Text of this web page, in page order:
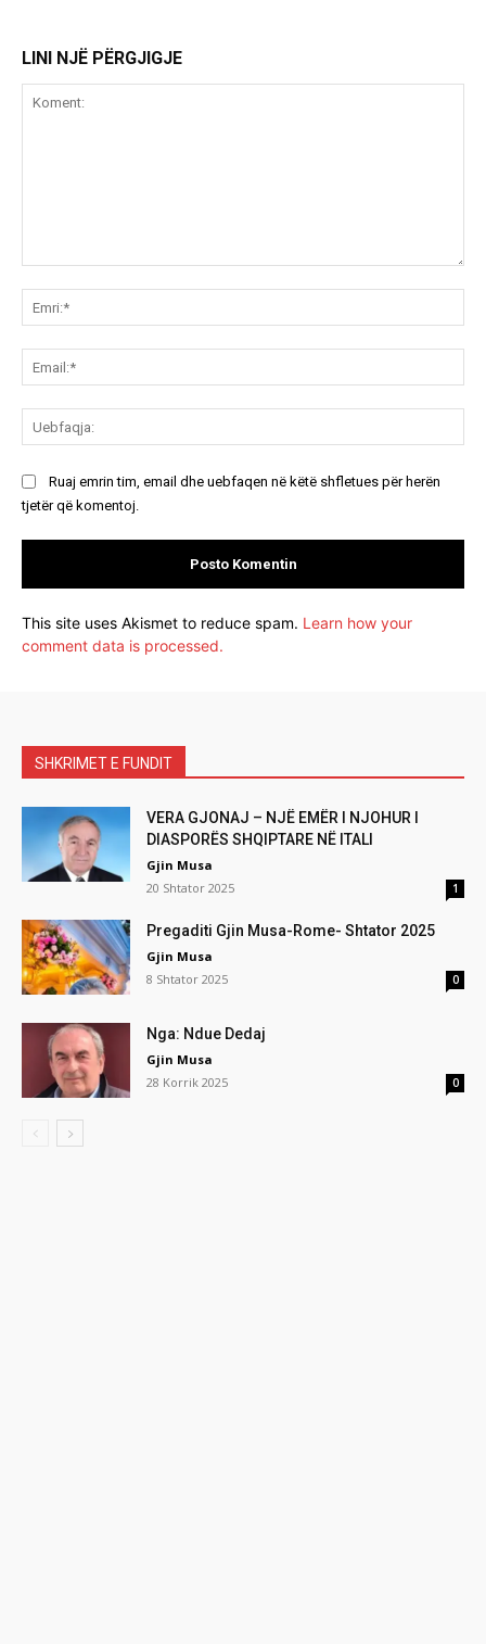
LINI NJË PËRGJIGJE
Ruaj emrin tim, email dhe uebfaqen në këtë shfletues për herën
tjetër që komentoj.
This site uses Akismet to reduce spam. Learn how your
comment data is processed.
SHKRIMET E FUNDIT
VERA GJONAJ – NJË EMËR I NJOHUR I
DIASPORËS SHQIPTARE NË ITALI
Gjin Musa
20 Shtator 2025
1
Pregaditi Gjin Musa-Rome- Shtator 2025
Gjin Musa
8 Shtator 2025
0
Nga: Ndue Dedaj
Gjin Musa
28 Korrik 2025
0